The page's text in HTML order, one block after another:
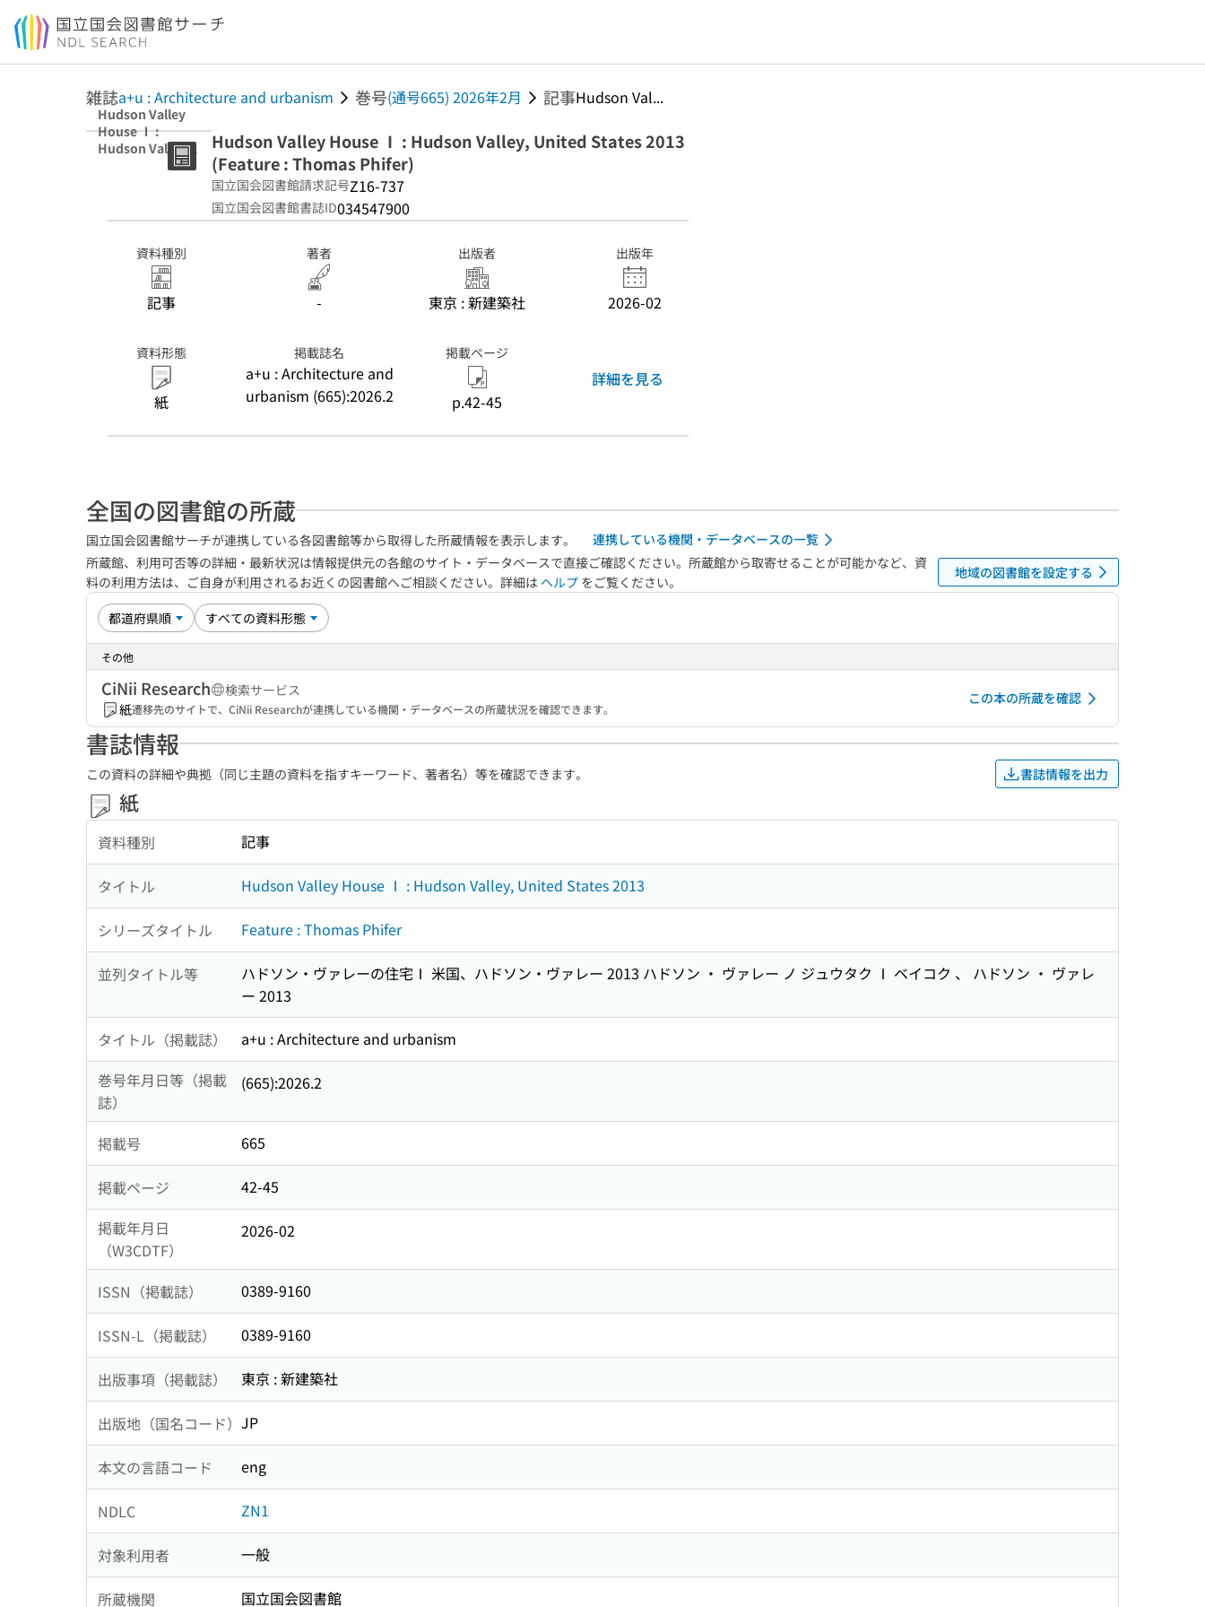
本文へ移動
雑誌a+u : Architecture and urbanism 巻号(通号665) 2026年2月 記事Hudson Val...
Hudson Valley
House Ⅰ :
Hudson Valley,
United States
Hudson Valley House Ⅰ : Hudson Valley, United States 2013
(Feature : Thomas Phifer)
国立国会図書館請求記号Z16-737
国立国会図書館書誌ID034547900
資料種別
記事
著者
-
出版者
東京 : 新建築社
出版年
2026-02
資料形態
紙
掲載誌名
a+u : Architecture and
urbanism (665):2026.2
掲載ページ
p.42-45
詳細を見る
全国の図書館の所蔵
国立国会図書館サーチが連携している各図書館等から取得した所蔵情報を表示します。
連携している機関・データベースの一覧
所蔵館、利用可否等の詳細・最新状況は情報提供元の各館のサイト・データベースで直接ご確認ください。所蔵館から取寄せることが可能かなど、資
料の利用方法は、ご自身が利用されるお近くの図書館へご相談ください。詳細は ヘルプ をご覧ください。
地域の図書館を設定する
その他
CiNii Research
検索サービス
紙遷移先のサイトで、CiNii Researchが連携している機関・データベースの所蔵状況を確認できます。
この本の所蔵を確認
書誌情報
この資料の詳細や典拠（同じ主題の資料を指すキーワード、著者名）等を確認できます。 書誌情報を出力
紙
資料種別 記事
タイトル Hudson Valley House Ⅰ : Hudson Valley, United States 2013
シリーズタイトル Feature : Thomas Phifer
並列タイトル等
ハドソン・ヴァレーの住宅Ⅰ 米国、ハドソン・ヴァレー 2013 ハドソン ・ ヴァレー ノ ジュウタク Ⅰ ベイコク 、 ハドソン ・ ヴァレ
ー 2013
タイトル（掲載誌）
a+u : Architecture and urbanism
巻号年月日等（掲載
誌）
(665):2026.2
掲載号 665
掲載ページ
42-45
掲載年月日
（W3CDTF）
2026-02
ISSN（掲載誌） 0389-9160
ISSN-L（掲載誌） 0389-9160
出版事項（掲載誌） 東京 : 新建築社
出版地（国名コード） JP
本文の言語コード eng
NDLC ZN1
対象利用者 一般
所蔵機関 国立国会図書館